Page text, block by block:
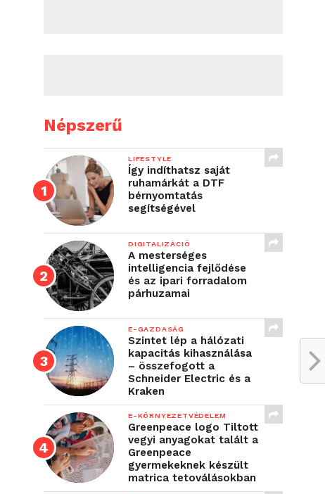
Népszerű
LIFESTYLE
Így indíthatsz saját
ruhamárkát a DTF
bérnyomtatás
segítségével
DIGITALIZÁCIÓ
A mesterséges
intelligencia fejlődése
és az ipari forradalom
párhuzamai
E-GAZDASÁG
Szintet lép a hálózati
kapacitás kihasználása
– összefogott a
Schneider Electric és a
Kraken
E-KÖRNYEZETVÉDELEM
Greenpeace logo Tiltott
vegyi anyagokat talált a
Greenpeace
gyermekeknek készült
matrica tetoválásokban